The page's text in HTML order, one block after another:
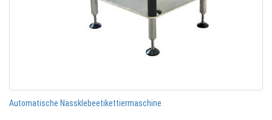
Automatische Nassklebeetikettiermaschine